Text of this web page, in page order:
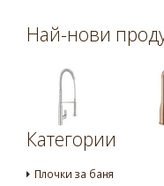
Най-нови
Категории
Плочки за баня